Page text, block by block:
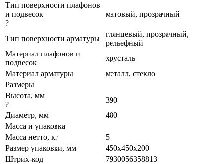
Тип поверхности плафонов
и подвесок
?
матовый, прозрачный
Тип поверхности арматуры
глянцевый, прозрачный,
рельефный
Материал плафонов и
подвесок
хрусталь
Материал арматуры
металл, стекло
Размеры
Высота, мм
?
390
Диаметр, мм
480
Масса и упаковка
Масса нетто, кг
5
Размер упаковки, мм
450x450x200
Штрих-код
7930056358813